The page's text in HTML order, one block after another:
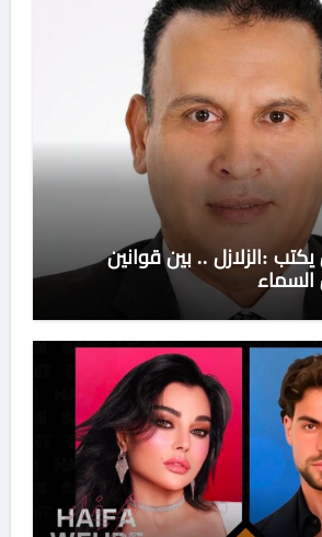
:الزلازل .. بين قوانين
السماء